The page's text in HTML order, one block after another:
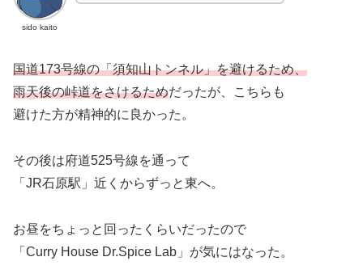
sido kaito
国道173号線の「須知山トンネル」を避けるため、
雨天後の峠道をさけるためだったが、こちらも
避けた方が精神的に良かった。
その後は府道525号線を通って
「JR石原駅」近くからずっと東へ。
お昼をちょっと回ったくらいだったので
「Curry House Dr.Spice Lab」が気にはなった。